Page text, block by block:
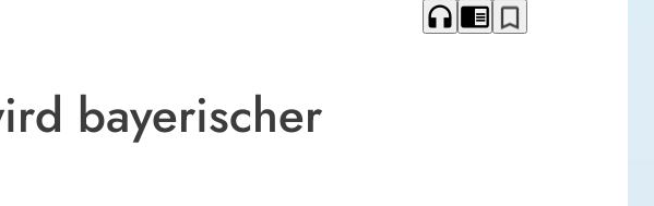
headphones chrome_reader_mode bookmark_border
bayerischer